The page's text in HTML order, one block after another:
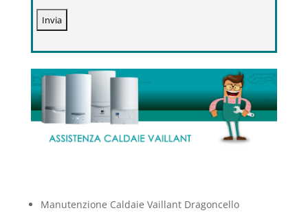
Manutenzione Caldaie Vaillant Dragoncello